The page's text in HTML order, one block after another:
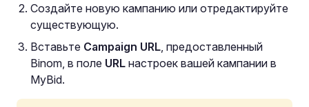
Создайте новую кампанию или отредактируйте
существующую.
Вставьте Campaign URL , предоставленный
Binom, в поле URL настроек вашей кампании в
MyBid.